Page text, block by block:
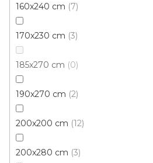
160x240 cm 7
170x230 cm 3
185x270 cm 0
190x270 cm 2
200x200 cm 12
200x280 cm 3